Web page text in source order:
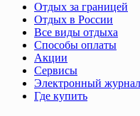
Отдых за границей
Отдых в России
Все виды отдыха
Способы оплаты
Акции
Сервисы
Электронный
Где купить